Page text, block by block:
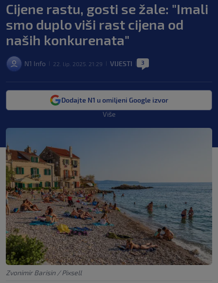
Cijene rastu, gosti se žale: "Imali
smo duplo viši rast cijena od
naših konkurenata"
N1 Info 22. lip. 2025. 21:29 VIJESTI 3
Dodajte N1 u omiljeni Google izvor
Više
Zvonimir Barisin / Pixsell